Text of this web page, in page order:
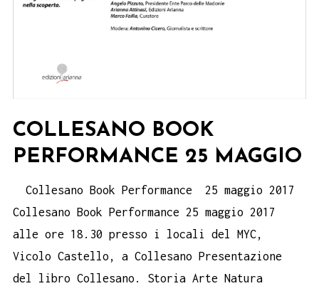
COLLESANO BOOK
PERFORMANCE 25 MAGGIO
Collesano Book Performance 25 maggio 2017
Collesano Book Performance 25 maggio 2017
alle ore 18.30 presso i locali del MYC,
Vicolo Castello, a Collesano Presentazione
del libro Collesano. Storia Arte Natura